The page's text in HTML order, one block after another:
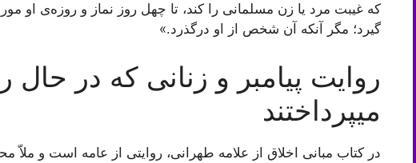
که غیبت مرد یا زن مسلمانی را کند، تا چهل روز نماز و روزه‌ی او
گیرد؛ مگر آنکه آن شخص از او درگذرد.»
روایت پیامبر و زنانی که در حال
میپرداختند
در کتاب مبانی اخلاق از علامه طهرانی، روایتی از عامه است و ملاّ